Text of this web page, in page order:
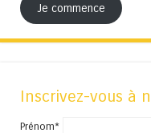
Je commence
Inscrivez-vous à
Prénom*